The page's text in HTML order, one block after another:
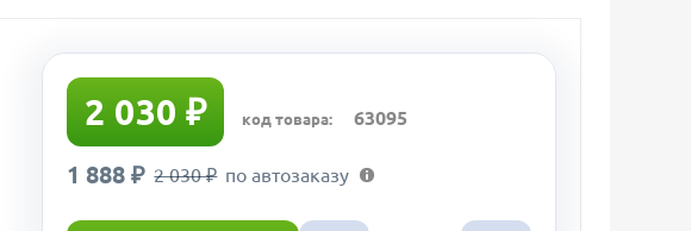
2 030 ₽ код товара: 63095
1 888 ₽ 2 030 ₽ по автозаказу